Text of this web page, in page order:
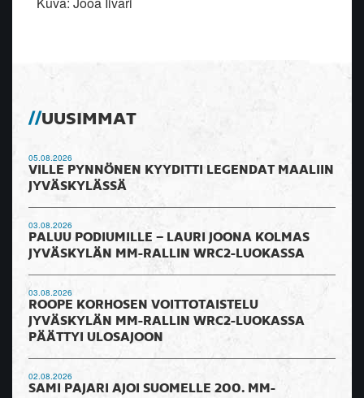
UUSIMMAT
05.08.2026
VILLE PYNNÖNEN KYYDITTI LEGENDAT MAALIIN
JYVÄSKYLÄSSÄ
03.08.2026
PALUU PODIUMILLE – LAURI JOONA KOLMAS
JYVÄSKYLÄN MM-RALLIN WRC2-LUOKASSA
03.08.2026
ROOPE KORHOSEN VOITTOTAISTELU
JYVÄSKYLÄN MM-RALLIN WRC2-LUOKASSA
PÄÄTTYI ULOSAJOON
02.08.2026
SAMI PAJARI AJOI SUOMELLE 200. MM-